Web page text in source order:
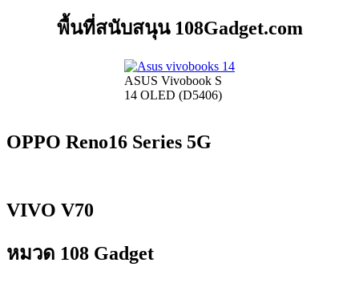
พื้นที่สนับสนุน 108Gadget.com
ASUS Vivobook S
14 OLED (D5406)
OPPO Reno16 Series 5G
VIVO V70
หมวด 108 Gadget